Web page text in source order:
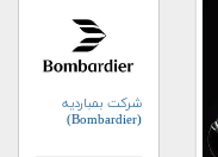
شرکت بمباردیه
(Bombardier)